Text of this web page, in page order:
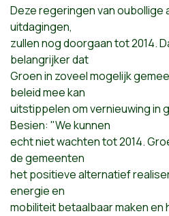
Deze regeringen van oubollige
uitdagingen,
zullen nog doorgaan tot 2014.
belangrijker dat
Groen in zoveel mogelijk
beleid mee kan
uitstippelen om vernieuwing in
Besien: "We kunnen
echt niet wachten tot 2014.
de gemeenten
het positieve alternatief
energie en
mobiliteit betaalbaar maken en